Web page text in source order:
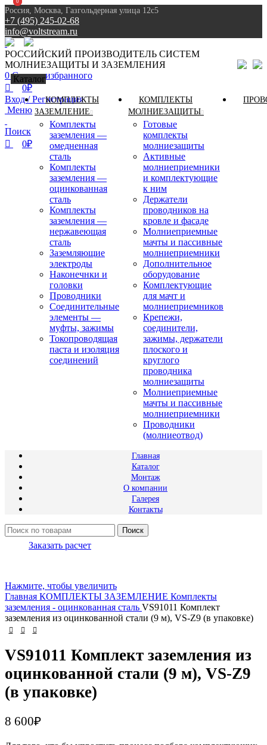
Россия, Москва, Газгольдерная улица 12с5
+7 (495) 245-02-68
info@voltstream.ru
8 (495) 245-02-68
РОССИЙСКИЙ ПРОИЗВОДИТЕЛЬ СИСТЕМ
МОЛНИЕЗАЩИТЫ И ЗАЗЕМЛЕНИЯ
0Список избранного
0
0₽
Вход / Регистрация
Меню
Поиск
0
0₽
Каталог
КОМПЛЕКТЫ
ЗАЗЕМЛЕНИЕ
Комплекты
заземления —
омедненная
сталь
Комплекты
заземления —
оцинкованная
сталь
Комплекты
заземления —
нержавеющая
сталь
Заземляющие
электроды
Наконечнки и
головки
Проводники
Соединительные
элементы —
муфты, зажимы
Токопроводящая
паста и изоляция
соединений
КОМПЛЕКТЫ
МОЛНИЕЗАЩИТЫ
Готовые
комплекты
молниезащиты
Активные
молниеприемники
и комплектующие
к ним
Держатели
проводников на
кровле и фасаде
Молниеприемные
мачты и пассивные
молниеприемники
Дополнительное
оборудование
Комплектующие
для мачт и
молниеприемников
Крепежи,
соединители,
зажимы, держатели
плоского и
круглого
проводника
молниезащиты
Молниеприемные
мачты и пассивные
молниеприемники
Проводники
(молниеотвод)
Главная
Каталог
Монтаж
О компании
Галерея
Контакты
Поиск
Заказать расчет
Нажмите, чтобы увеличить
Главная КОМПЛЕКТЫ ЗАЗЕМЛЕНИЕ Комплекты
заземления - оцинкованная сталь VS91011 Комплект
заземления из оцинкованной стали (9 м), VS-Z9 (в упаковке)
VS91011 Комплект заземления из
оцинкованной стали (9 м), VS-Z9
(в упаковке)
8 600₽